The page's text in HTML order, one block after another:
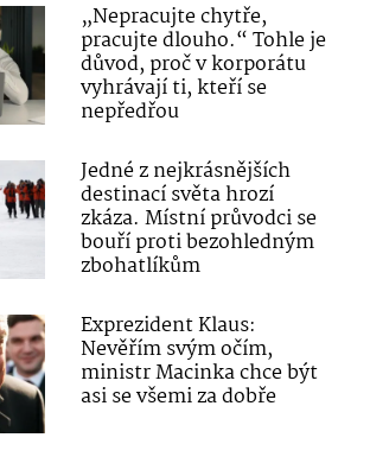
„Nepracujte chytře,
pracujte dlouho.“ Tohle je
důvod, proč v korporátu
vyhrávají ti, kteří se
nepředřou
Jedné z nejkrásnějších
destinací světa hrozí
zkáza. Místní průvodci se
bouří proti bezohledným
zbohatlíkům
Exprezident Klaus:
Nevěřím svým očím,
ministr Macinka chce být
asi se všemi za dobře